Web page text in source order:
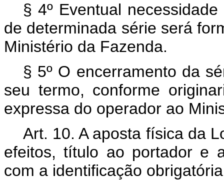
§ 4º Eventual
de determinada série será
Ministério da Fazenda.
§ 5º O encerramento da
seu termo, conforme
expressa do operador ao
Art. 10. A aposta física da
efeitos, título ao portador e
com a identificação